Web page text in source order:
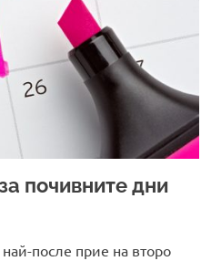
почивните дни
после прие на второ